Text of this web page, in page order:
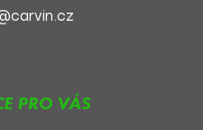
PRO VÁS